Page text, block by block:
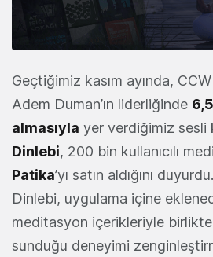
Geçtiğimiz kasım ayında,
Adem Duman’ın liderliğinde
almasıyla yer verdiğimiz sesli
Dinlebi, 200 bin kullanıcılı
Patika’yı satın aldığını
Dinlebi, uygulama içine
meditasyon içerikleriyle birlikte
sunduğu deneyimi